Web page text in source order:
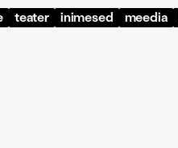
teater inimesed meedia